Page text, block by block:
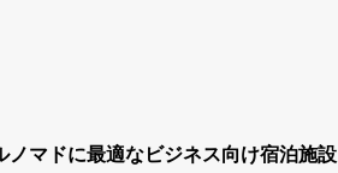
ノマド⁠に最⁠適⁠なビ⁠ジ⁠ネ⁠ス⁠向⁠け宿⁠泊⁠施⁠設